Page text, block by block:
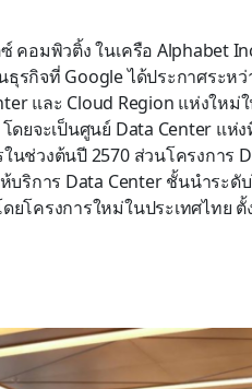
อมพิวติ้ง ในเครือ Alphabet
รกิจที่ Google ได้ประกาศระห
และ Cloud Region แห่งใหม่
ยจะเป็นศูนย์ Data Center แห่ง
นช่วงต้นปี 2570 ส่วนโครงการ
บริการ Data Center ชั้นนำระ
ยโครงการใหม่ในประเทศไทย